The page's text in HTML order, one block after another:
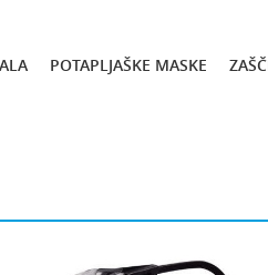
POTAPLJAŠKE MASKE